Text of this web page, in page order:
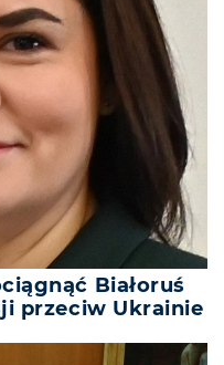
Białoruś
przeciw Ukrainie